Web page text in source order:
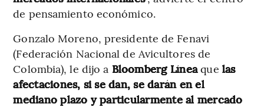
de pensamiento económico.
Gonzalo Moreno, presidente de Fenavi
(Federación Nacional de Avicultores de
Colombia), le dijo a Bloomberg Líneaque las
afectaciones, si se dan, se darán en el
mediano plazo y particularmente al mercado